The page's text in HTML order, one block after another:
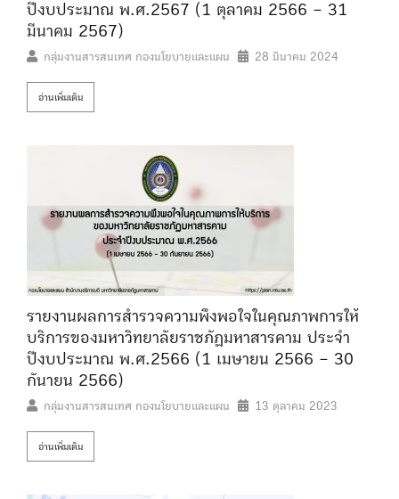
ปีงบประมาณ พ.ศ.2567 (1 ตุลาคม 2566 – 31
มีนาคม 2567)
กลุ่มงานสารสนเทศ กองนโยบายและแผน 28 มีนาคม 2024
อ่านเพิ่มเติม
รายงานผลการสำรวจความพึงพอใจในคุณภาพการให้
บริการของมหาวิทยาลัยราชภัฏมหาสารคาม ประจำ
ปีงบประมาณ พ.ศ.2566 (1 เมษายน 2566 – 30
กันายน 2566)
กลุ่มงานสารสนเทศ กองนโยบายและแผน 13 ตุลาคม 2023
อ่านเพิ่มเติม